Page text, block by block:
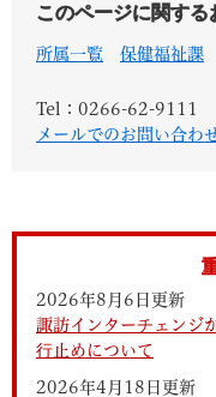
このページに関する
所属一覧 保健福祉課
Tel：0266-62-9111
メールでのお問い合わ
2026年8月6日更新
諏訪インターチェンジ
行止めについて
2026年4月18日更新